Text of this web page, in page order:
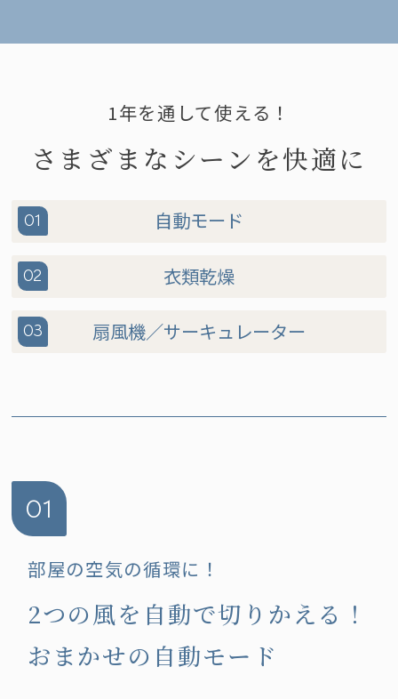
1年を通して使える！
さまざまなシーンを快適に
01 自動モード
02 衣類乾燥
03 扇風機／サーキュレーター
01
部屋の空気の循環に！
2つの風を自動で切りかえる！
おまかせの自動モード